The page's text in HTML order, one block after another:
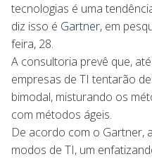
tecnologias é uma
diz isso é Gartner, em
feira, 28.
A consultoria prevê que,
empresas de TI tentarão
bimodal, misturando os
com métodos ágeis.
De acordo com o Gartner,
modos de TI, um